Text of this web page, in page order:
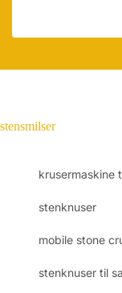
stensmilser
krusermaskine
stenknuser
mobile stone
stenknuser til